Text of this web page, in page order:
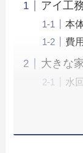
アイ工
本
費
大きな
水